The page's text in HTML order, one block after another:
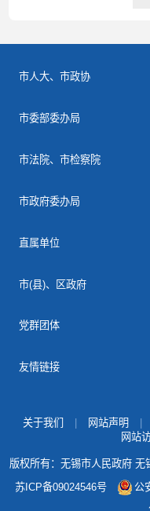
市人大、市政协
市委部委办局
市法院、市检察院
市政府委办局
直属单位
市(县)、区政府
党群团体
友情链接
关于我们 网站声明
网站
版权所有：无锡市人民政府 无
苏ICP备09024546号
公